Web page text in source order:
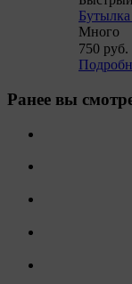
Много
750 руб.
Ранее вы